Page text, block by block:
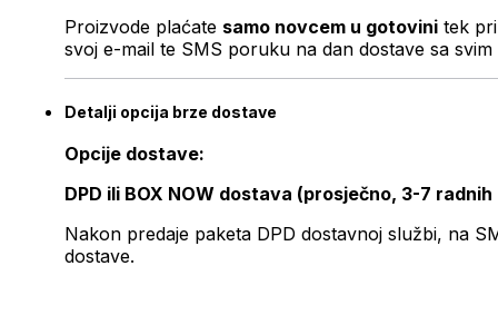
Proizvode plaćate samo novcem u gotovini tek
svoj e-mail te SMS poruku na dan dostave sa svim
Detalji opcija brze dostave
Opcije dostave:
DPD ili BOX NOW dostava (prosječno, 3-7 radnih
Nakon predaje paketa DPD dostavnoj službi, na
dostave.